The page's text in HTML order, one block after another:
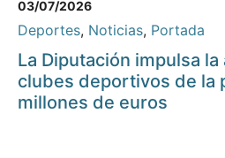
03/07/2026
Deportes, Noticias, Portada
La Diputación impulsa
clubes deportivos de la
millones de euros